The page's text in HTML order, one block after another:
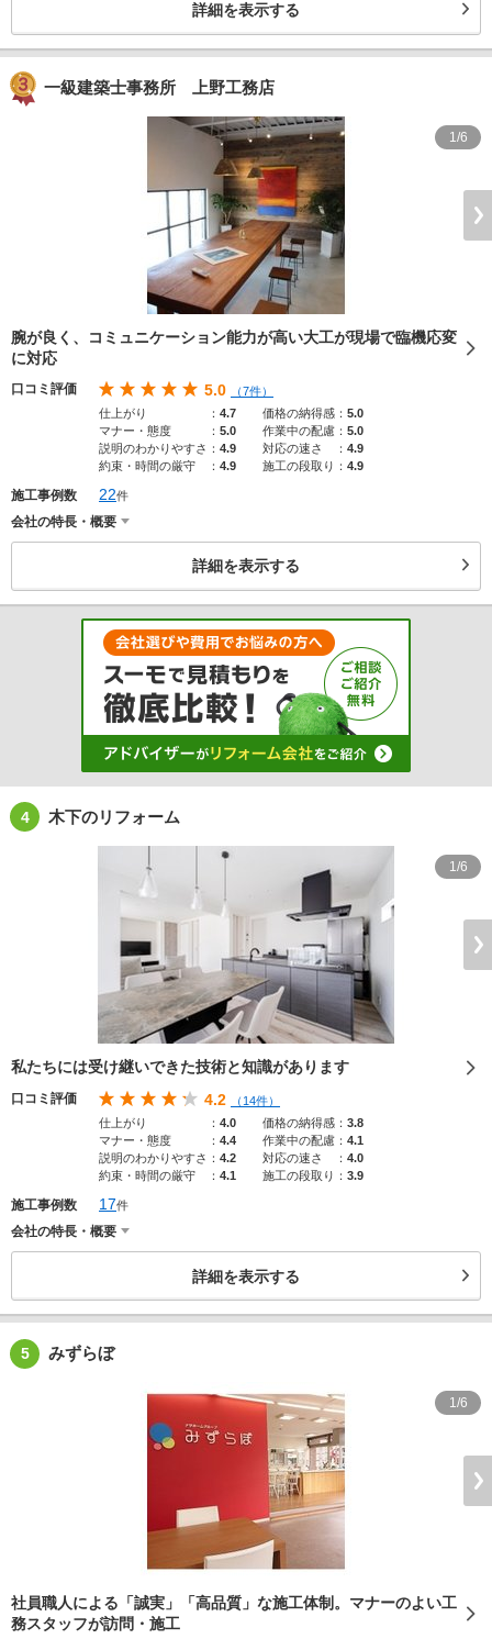
詳細を表示する
一級建築士事務所 上野工務店
1/6
腕が良く、コミュニケーション能力が高い大工が現場で臨機応変
に対応
口コミ評価 5.0
（7件）
仕上がり
： 4.7 価格の納得感 ： 5.0
マナー・態度
： 5.0 作業中の配慮 ： 5.0
説明のわかりやすさ ： 4.9 対応の速さ ： 4.9
約束・時間の厳守
： 4.9 施工の段取り ： 4.9
施工事例数 22件
会社の特長・概要
詳細を表示する
4 木下のリフォーム
1/6
私たちには受け継いできた技術と知識があります
口コミ評価 4.2
（14件）
仕上がり
： 4.0 価格の納得感 ： 3.8
マナー・態度
： 4.4 作業中の配慮 ： 4.1
説明のわかりやすさ ： 4.2 対応の速さ ： 4.0
約束・時間の厳守
： 4.1 施工の段取り ： 3.9
施工事例数 17件
会社の特長・概要
詳細を表示する
5 みずらぼ
1/6
社員職人による「誠実」「高品質」な施工体制。マナーのよい工
務スタッフが訪問・施工